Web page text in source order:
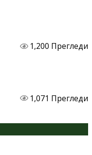
1,200 Прегледи
1,071 Прегледи